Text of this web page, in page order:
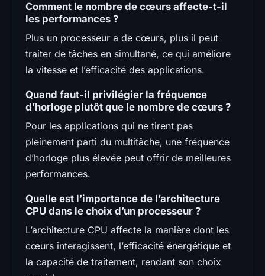
Comment le nombre de cœurs affecte-t-il
les performances ?
Plus un processeur a de cœurs, plus il peut
traiter de tâches en simultané, ce qui améliore
la vitesse et l’efficacité des applications.
Quand faut-il privilégier la fréquence
d’horloge plutôt que le nombre de cœurs ?
Pour les applications qui ne tirent pas
pleinement parti du multitâche, une fréquence
d’horloge plus élevée peut offrir de meilleures
performances.
Quelle est l’importance de l’architecture
CPU dans le choix d’un processeur ?
L’architecture CPU affecte la manière dont les
cœurs interagissent, l’efficacité énergétique et
la capacité de traitement, rendant son choix